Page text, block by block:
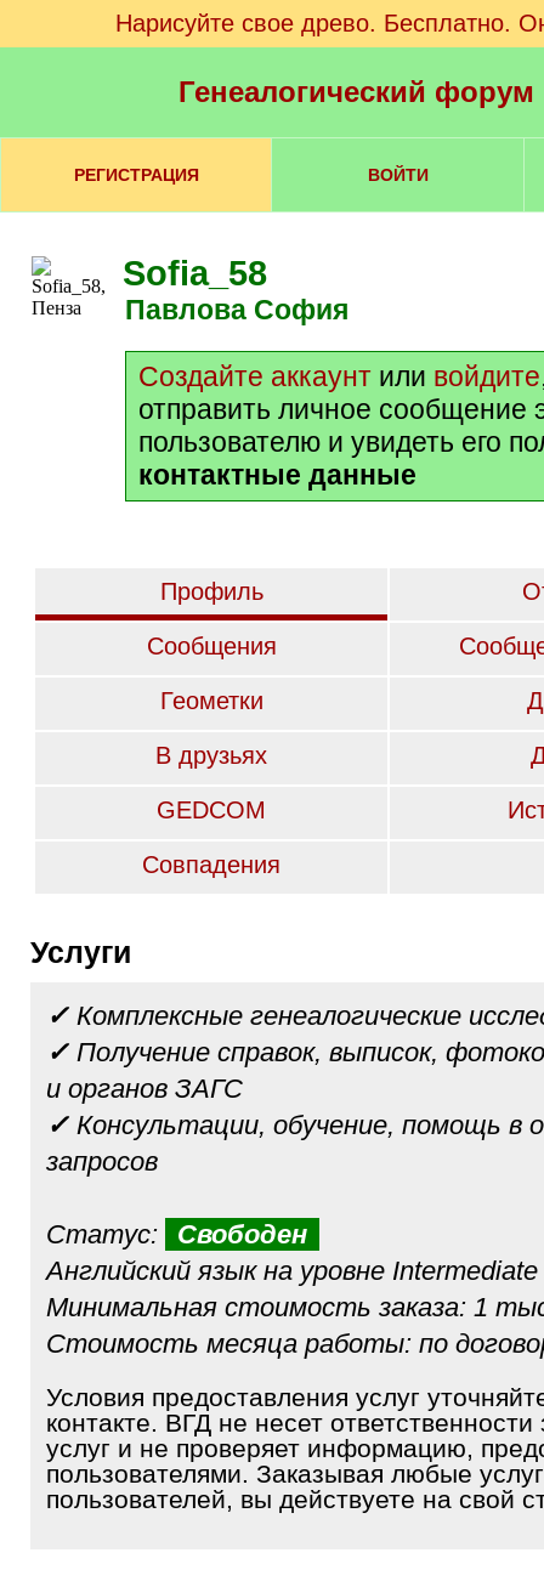
Нарисуйте свое древо. Бесплатно.
Генеалогический
РЕГИСТРАЦИЯ ВОЙТИ
Sofia_58
Павлова София
Создайте аккаунт или войдите
отправить личное сообщение
пользователю и увидеть его
контактные данные
Профиль
Сообщения
Геометки
В друзьях
GEDCOM
Совпадения
Услуги
✓ Комплексные генеалогические
✓ Получение справок, выписок,
и органов ЗАГС
✓ Консультации, обучение, помощь в
запросов
Статус:
Свободен
Английский язык на уровне Intermediate
Минимальная стоимость заказа: 1
Стоимость месяца работы: по
Условия предоставления услуг
контакте. ВГД не несет ответственности
услуг и не проверяет информацию,
пользователями. Заказывая любые
пользователей, вы действуете на свой